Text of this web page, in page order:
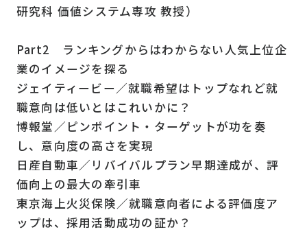
研究科 価値システム専攻 教授）
Part2 ランキングからはわからない人気上位企
業のイメージを探る
ジェイティービー／就職希望はトップなれど就
職意向は低いとはこれいかに？
博報堂／ピンポイント・ターゲットが功を奏
し、意向度の高さを実現
日産自動車／リバイバルプラン早期達成が、評
価向上の最大の牽引車
東京海上火災保険／就職意向者による評価度ア
ップは、採用活動成功の証か？